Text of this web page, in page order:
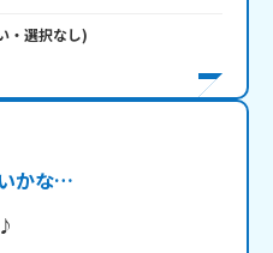
・ 選択なし)
かな…